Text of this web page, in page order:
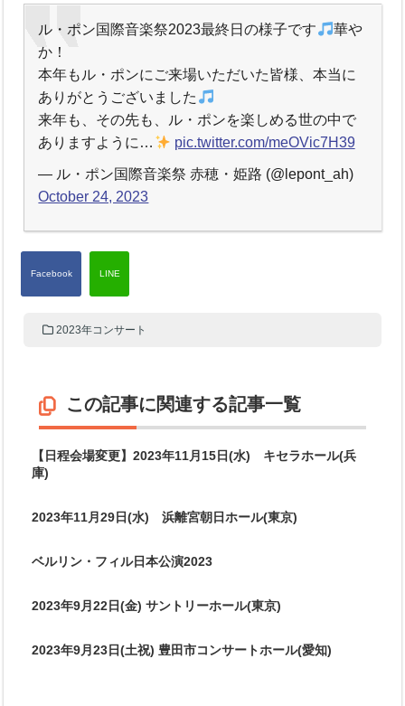
ル・ポン国際音楽祭2023最終日の様子です
華や
か！
本年もル・ポンにご来場いただいた皆様、本当に
ありがとうございました
来年も、その先も、ル・ポンを楽しめる世の中で
ありますように…
pic.twitter.com/meOVic7H39
— ル・ポン国際音楽祭 赤穂・姫路 (@lepont_ah)
October 24, 2023
2023年コンサート
この記事に関連する記事一覧
【日程会場変更】2023年11月15日(水) キセラホール(兵
庫)
2023年11月29日(水) 浜離宮朝日ホール(東京)
ベルリン・フィル日本公演2023
2023年9月22日(金) サントリーホール(東京)
2023年9月23日(土祝) 豊田市コンサートホール(愛知)